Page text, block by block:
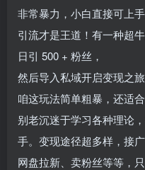
非常暴力，小白直接可上
引流才是王道！有一种超
日引 500 + 粉丝，
然后导入私域开启变现之
咱这玩法简单粗暴，还适合
别老沉迷于学习各种理论
手。变现途径超多样，接广
网盘拉新、卖粉丝等等，